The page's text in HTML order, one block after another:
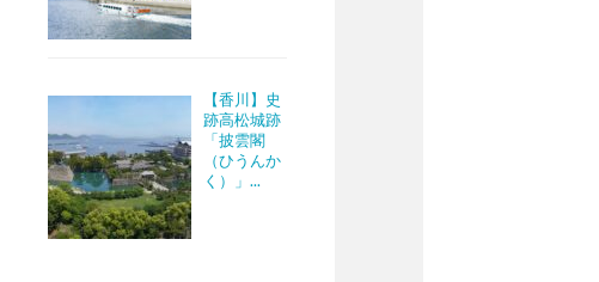
【香川】史
跡高松城跡
「披雲閣
（ひうんか
く）」...